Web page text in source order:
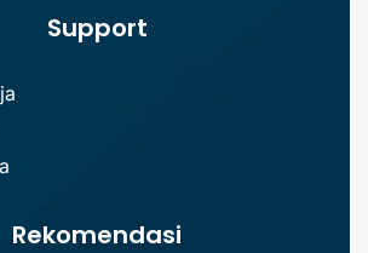
Support
Rekomendasi